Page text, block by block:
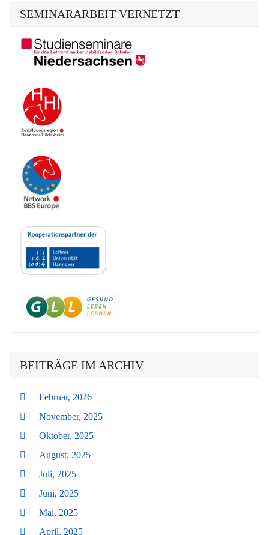
SEMINARARBEIT VERNETZT
BEITRÄGE IM ARCHIV
Februar, 2026
November, 2025
Oktober, 2025
August, 2025
Juli, 2025
Juni, 2025
Mai, 2025
April, 2025